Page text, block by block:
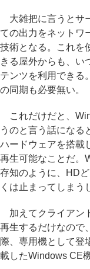
大雑把に言うとサ
ての出力をネットワ
技術となる。これを
きる屋外からも、い
テンツを利用できる
の同期も必要無い。
これだけだと、
うのと言う話になる
ハードウェアを搭載
再生可能なことだ。
存知のように、HD
くは止まってしまう
加えてクライアン
再生するだけなので
際、専用機として登
載したWindows CE